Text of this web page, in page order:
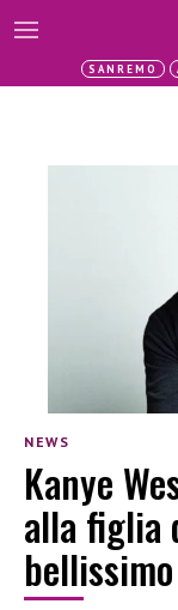
SANREMO
NEWS
Kanye
alla figlia